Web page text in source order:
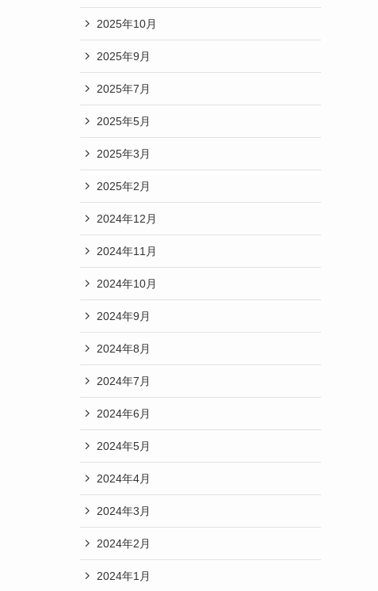
2025年10月
2025年9月
2025年7月
2025年5月
2025年3月
2025年2月
2024年12月
2024年11月
2024年10月
2024年9月
2024年8月
2024年7月
2024年6月
2024年5月
2024年4月
2024年3月
2024年2月
2024年1月